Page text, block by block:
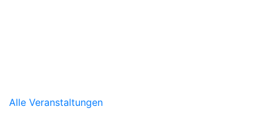
Alle Veranstaltungen